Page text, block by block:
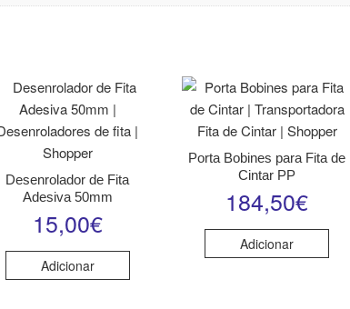
Desenrolador de Fita
Adesiva 50mm
15,00€
Adicionar
Porta Bobines para Fita de
Cintar PP
184,50€
Adicionar